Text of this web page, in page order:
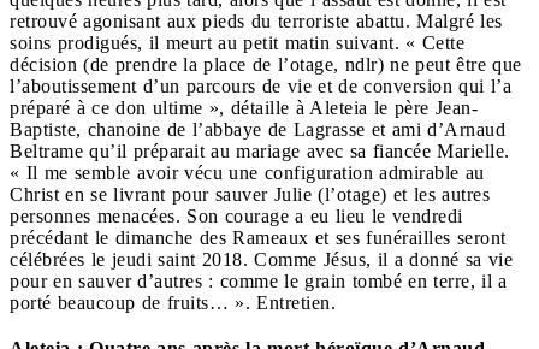
retrouvé agonisant aux pieds du terroriste abattu. Malgré les
soins prodigués, il meurt au petit matin suivant. « Cette
décision (de prendre la place de l’otage, ndlr) ne peut être que
l’aboutissement d’un parcours de vie et de conversion qui l’a
préparé à ce don ultime », détaille à Aleteia le père Jean-
Baptiste, chanoine de l’abbaye de Lagrasse et ami d’Arnaud
Beltrame qu’il préparait au mariage avec sa fiancée Marielle.
« Il me semble avoir vécu une configuration admirable au
Christ en se livrant pour sauver Julie (l’otage) et les autres
personnes menacées. Son courage a eu lieu le vendredi
précédant le dimanche des Rameaux et ses funérailles seront
célébrées le jeudi saint 2018. Comme Jésus, il a donné sa vie
pour en sauver d’autres : comme le grain tombé en terre, il a
porté beaucoup de fruits… ». Entretien.